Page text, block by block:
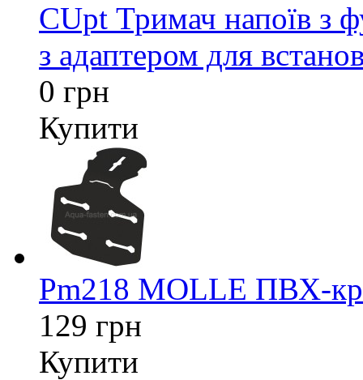
CUpt Тримач напоїв з
з адаптером для
0 грн
Купити
Pm218 MOLLE ПВХ-
129 грн
Купити